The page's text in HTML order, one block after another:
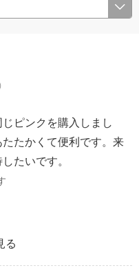
ピンクを購入しまし
たかくて便利です。来
たいです。
る